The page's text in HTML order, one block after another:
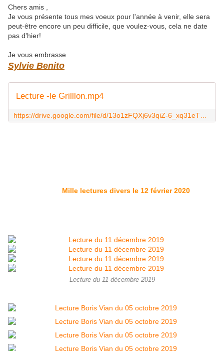
Chers amis ,
Je vous présente tous mes voeux pour l'année à venir, elle sera
peut-être encore un peu difficile, que voulez-vous, cela ne date
pas d'hier!
Je vous embrasse
Sylvie Benito
Lecture -le Grilllon.mp4
Mille lectures divers le 12 février 2020
Lecture du 11 décembre 2019